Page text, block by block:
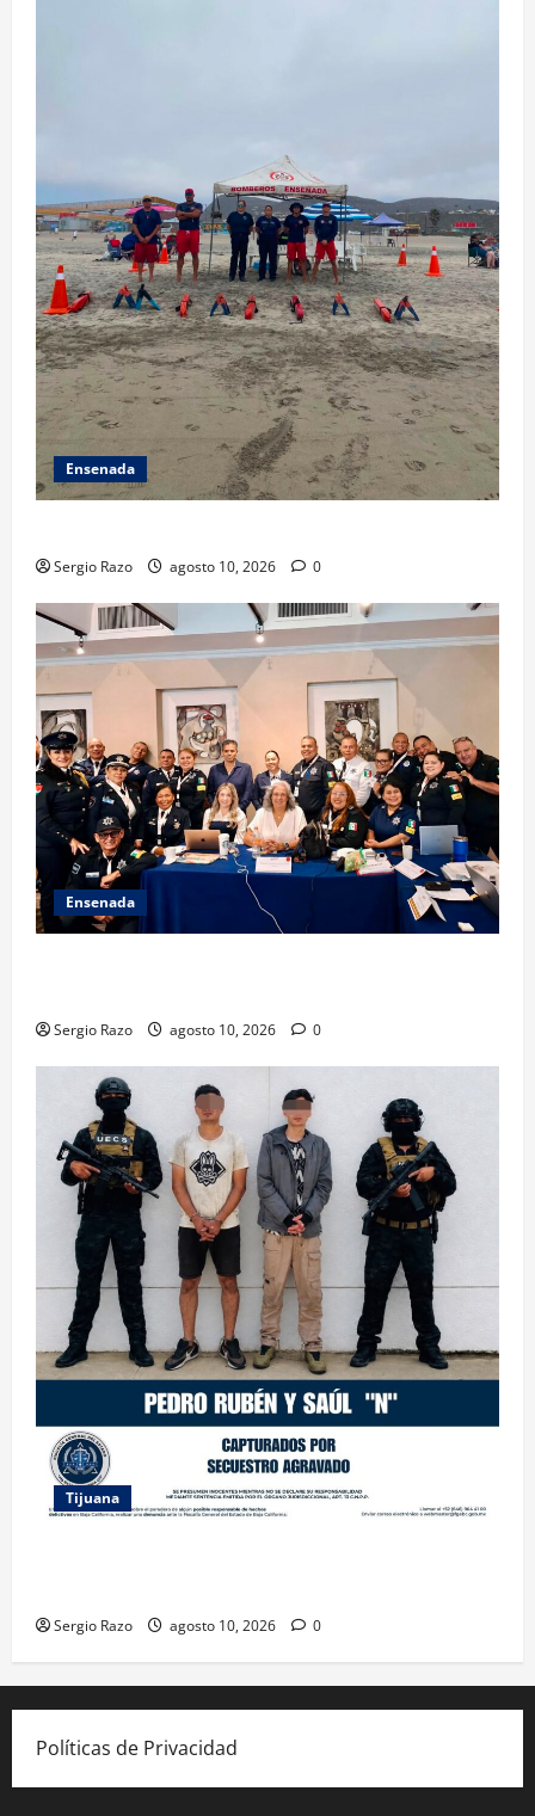
Ensenada
Sergio Razo agosto 10, 2026 0
Ensenada
Sergio Razo agosto 10, 2026 0
Tijuana
Sergio Razo agosto 10, 2026 0
Políticas de Privacidad